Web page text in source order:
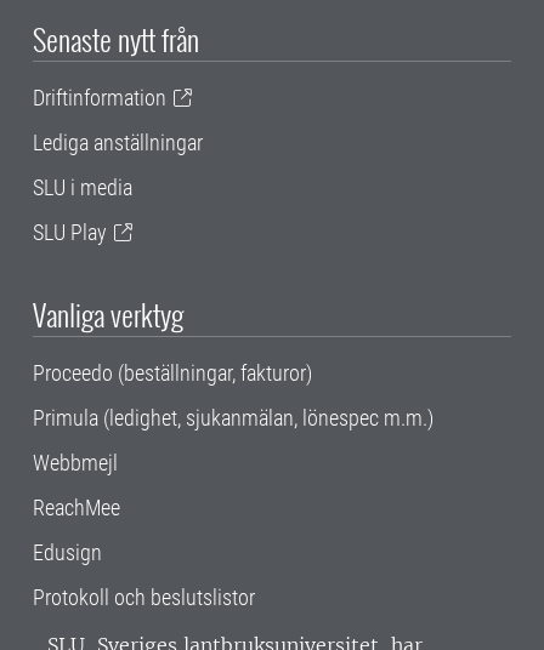
Senaste nytt från
Driftinformation
Lediga anställningar
SLU i media
SLU Play
Vanliga verktyg
Proceedo (beställningar, fakturor)
Primula (ledighet, sjukanmälan, lönespec m.m.)
Webbmejl
ReachMee
Edusign
Protokoll och beslutslistor
SLU, Sveriges lantbruksuniversitet, har